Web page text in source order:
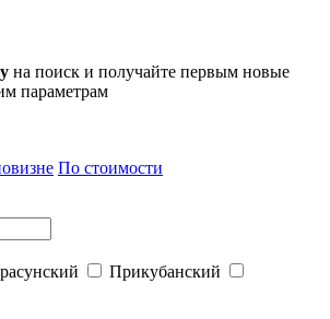
на поиск и получайте первым новые
параметрам
По стоимости
Прикубанский